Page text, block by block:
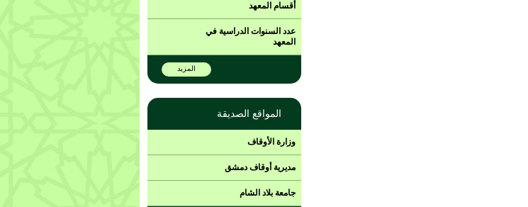
أقسام المعهد
عدد السنوات الدراسية في
المعهد
المزيد
المواقع الصديقة
وزارة الأوقاف
مديرية أوقاف دمشق
جامعة بلاد الشام